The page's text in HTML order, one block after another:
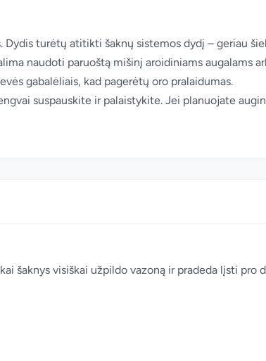
Dydis turėtų atitikti šaknų sistemos dydį – geriau
naudoti paruoštą mišinį aroidiniams augalams
gabalėliais, kad pagerėtų oro pralaidumas.
suspauskite ir palaistykite. Jei planuojate
šaknys visiškai užpildo vazoną ir pradeda lįsti pro